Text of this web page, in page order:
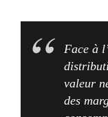
Face à
valeur
des